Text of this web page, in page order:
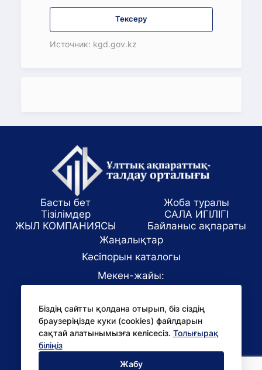
Тексеру
Источник: kgd.gov.kz
Біздің сайтты қолдана отырып, біз сіздің
браузеріңізде куки (cookies) файлдарын
сақтай алатынымызға келісесіз. Толығырақ
біліңіз
Жабу
Басты бет
Жоба туралы
Тізілімдер
САЛА ИГІЛІГІ
ЖЫЛ КОМПАНИЯСЫ
Байланыс ақпараты
Жаңалықтар
Кәсіпорын каталогы
Мекен-жайы:
E-mail:
office@niac.kz
pr@niac.kz